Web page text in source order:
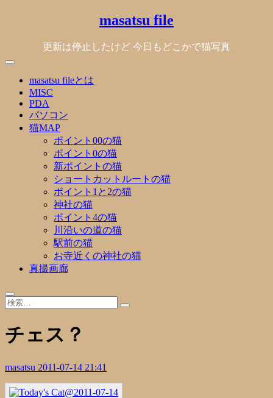
masatsu file
更新は停止したけど 今日もどこかで猫写真
masatsu fileとは
MISC
PDA
パソコン
猫MAP
ポイント00の猫
ポイント0の猫
新ポイントの猫
ショートカットルートの猫
ポイント1と2の猫
神社の猫
ポイント4の猫
川沿いの道の猫
駅前の猫
お寺近くの神社の猫
真撮画廊
チェス？
masatsu 2011-07-14 21:41